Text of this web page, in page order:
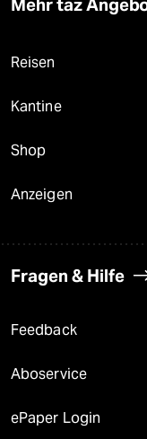
Mehr taz
Reisen
Kantine
Shop
Anzeigen
Fragen & Hilfe
Feedback
Aboservice
ePaper Login